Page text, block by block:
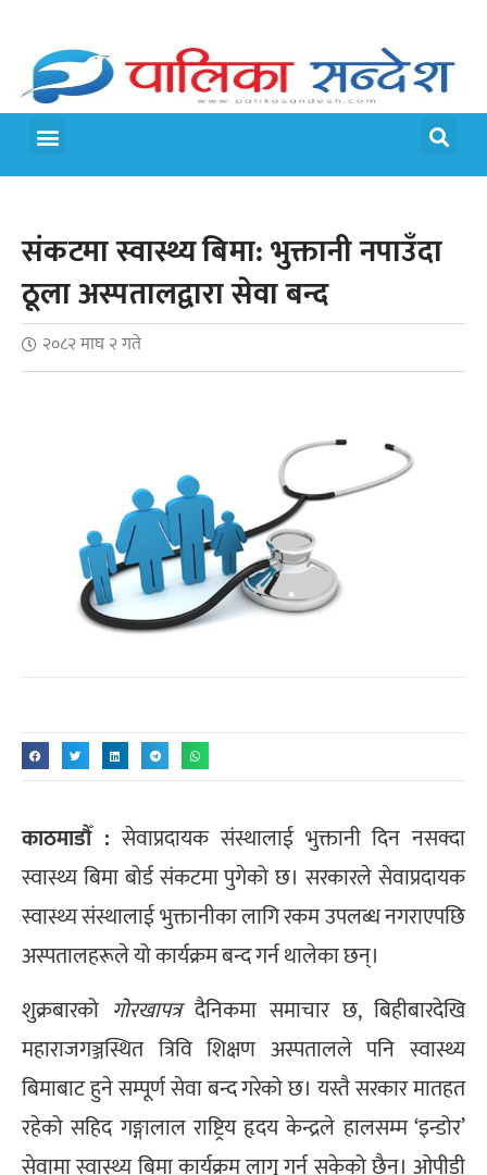
संकटमा स्वास्थ्य बिमा: भुक्तानी नपाउँदा
ठूला अस्पतालद्वारा सेवा बन्द
२०८२ माघ २ गते
काठमाडौँ :सेवाप्रदायक संस्थालाई भुक्तानी दिन नसक्दा
स्वास्थ्य बिमा बोर्ड संकटमा पुगेको छ। सरकारले सेवाप्रदायक
स्वास्थ्य संस्थालाई भुक्तानीका लागि रकम उपलब्ध नगराएपछि
अस्पतालहरूले यो कार्यक्रम बन्द गर्न थालेका छन्।
शुक्रबारको गोरखापत्रदैनिकमा समाचार छ, बिहीबारदेखि
महाराजगञ्जस्थित त्रिवि शिक्षण अस्पतालले पनि स्वास्थ्य
बिमाबाट हुने सम्पूर्ण सेवा बन्द गरेको छ। यस्तै सरकार मातहत
रहेको सहिद गङ्गालाल राष्ट्रिय हृदय केन्द्रले हालसम्म ‘इन्डोर’
सेवामा स्वास्थ्य बिमा कार्यक्रम लागु गर्न सकेको छैन। ओपीडी